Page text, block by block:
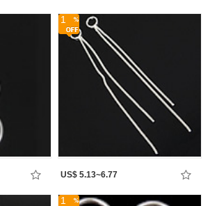
1
US$ 5.13~6.77
1